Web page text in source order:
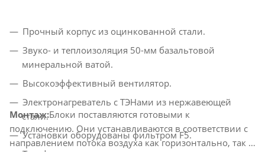
Прочный корпус из оцинкованной стали.
Звуко- и теплоизоляция 50-мм базальтовой
минеральной ватой.
Высокоэффективный вентилятор.
Электронагреватель с ТЭНами из нержавеющей
стали.
Установки оборудованы фильтром F5.
Монтаж:Блоки поставляются готовыми к
подключению. Они устанавливаются в соответствии с
направлением потока воздуха как горизонтально, так и